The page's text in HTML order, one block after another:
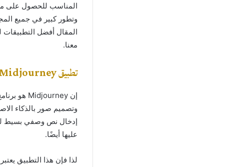
المناسب للحصول على
وتطور كبير في جميع
معنا.
تطبيق Midjourney
وتصميم صور بالذكاء
إدخال نص وصفي بسيط
عليها أيضًا.
لذا فإن هذا التطبيق